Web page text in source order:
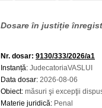
Dosare în justiție
Nr. dosar: 9130/333/2026/a1
Instanță: JudecatoriaVASLUI
Data dosar: 2026-08-06
Obiect: măsuri şi excepţii
Materie juridică: Penal